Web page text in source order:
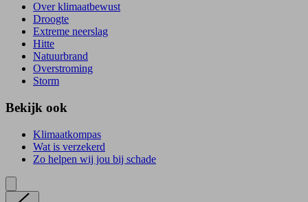
Over klimaatbewust
Droogte
Extreme neerslag
Hitte
Natuurbrand
Overstroming
Storm
Bekijk ook
Klimaatkompas
Wat is verzekerd
Zo helpen wij jou bij schade